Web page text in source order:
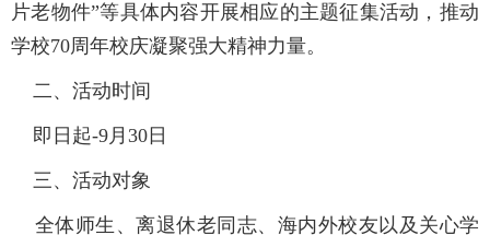
片老物件”等具体内容开展相应的主题征集活动，推动
学校70周年校庆凝聚强大精神力量。
二、活动时间
即日起-9月30日
三、活动对象
全体师生、离退休老同志、海内外校友以及关心学